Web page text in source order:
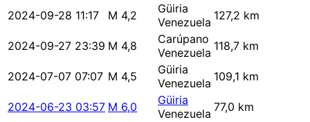
2024-09-28 11:17 M 4,2
Güiria
Venezuela 127,2 km
2024-09-27 23:39 M 4,8
Carúpano
Venezuela 118,7 km
2024-07-07 07:07 M 4,5
Güiria
Venezuela 109,1 km
2024-06-23 03:57 M 6,0
Güiria
Venezuela 77,0 km